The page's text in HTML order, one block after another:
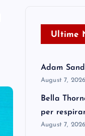
Ultime
Adam
August 7, 2026
Bella
per
August 7, 2026